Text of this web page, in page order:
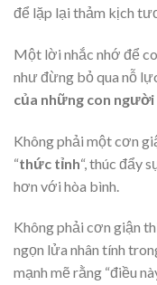
để lặp lại thảm kịch
Một lời nhắc nhớ để
như đừng bỏ qua nỗ
của những con người
Không phải một cơn
“thức tỉnh“, thúc đẩy
hơn với hòa bình.
Không phải cơn giận
ngọn lửa nhân tính
mạnh mẽ rằng “điều